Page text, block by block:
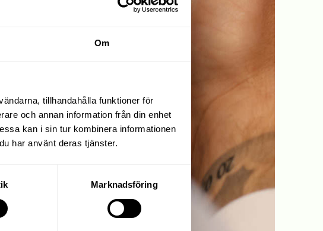
Om
tillhandahålla funktioner för
och annan information från din enhet
kan i sin tur kombinera informationen
har använt deras tjänster.
Marknadsföring